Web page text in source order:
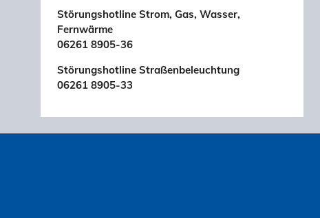
Störungshotline Strom, Gas, Wasser,
Fernwärme
06261 8905-36
Störungshotline Straßenbeleuchtung
06261 8905-33